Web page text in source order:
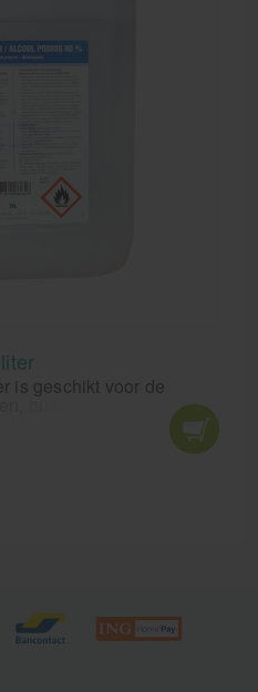
is geschikt voor de
huid en instrumentaria.
effectief